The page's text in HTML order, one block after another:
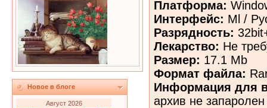
Новое в блоге
Август 2026
Платформа:
Интерфейс: Ml /
Разрядность:
Лекарство: Не
Размер: 17.1 Mb
Формат файла:
Информация для
архив не запаролен